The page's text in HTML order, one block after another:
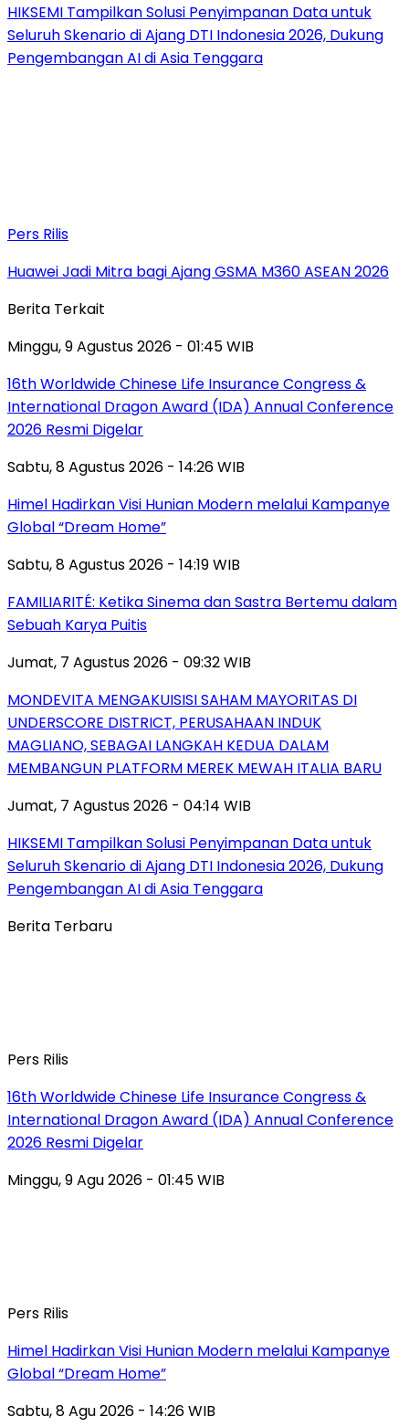
HIKSEMI Tampilkan Solusi Penyimpanan Data untuk
Seluruh Skenario di Ajang DTI Indonesia 2026, Dukung
Pengembangan AI di Asia Tenggara
Pers Rilis
Huawei Jadi Mitra bagi Ajang GSMA M360 ASEAN 2026
Berita Terkait
Minggu, 9 Agustus 2026 - 01:45 WIB
16th Worldwide Chinese Life Insurance Congress &
International Dragon Award (IDA) Annual Conference
2026 Resmi Digelar
Sabtu, 8 Agustus 2026 - 14:26 WIB
Himel Hadirkan Visi Hunian Modern melalui Kampanye
Global “Dream Home”
Sabtu, 8 Agustus 2026 - 14:19 WIB
FAMILIARITÉ: Ketika Sinema dan Sastra Bertemu dalam
Sebuah Karya Puitis
Jumat, 7 Agustus 2026 - 09:32 WIB
MONDEVITA MENGAKUISISI SAHAM MAYORITAS DI
UNDERSCORE DISTRICT, PERUSAHAAN INDUK
MAGLIANO, SEBAGAI LANGKAH KEDUA DALAM
MEMBANGUN PLATFORM MEREK MEWAH ITALIA BARU
Jumat, 7 Agustus 2026 - 04:14 WIB
HIKSEMI Tampilkan Solusi Penyimpanan Data untuk
Seluruh Skenario di Ajang DTI Indonesia 2026, Dukung
Pengembangan AI di Asia Tenggara
Berita Terbaru
Pers Rilis
16th Worldwide Chinese Life Insurance Congress &
International Dragon Award (IDA) Annual Conference
2026 Resmi Digelar
Minggu, 9 Agu 2026 - 01:45 WIB
Pers Rilis
Himel Hadirkan Visi Hunian Modern melalui Kampanye
Global “Dream Home”
Sabtu, 8 Agu 2026 - 14:26 WIB